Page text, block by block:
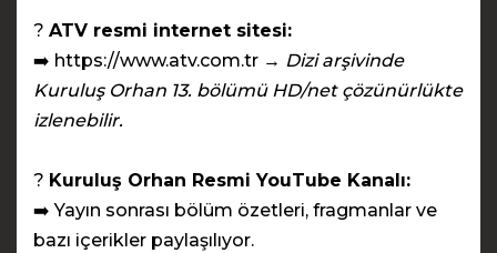
? ATV resmi internet sitesi:
➡️ https://www.atv.com.tr → Dizi arşivinde
Kuruluş Orhan 13. bölümü HD/net çözünürlükte
izlenebilir.
? Kuruluş Orhan Resmi YouTube Kanalı:
➡️ Yayın sonrası bölüm özetleri, fragmanlar ve
bazı içerikler paylaşılıyor.